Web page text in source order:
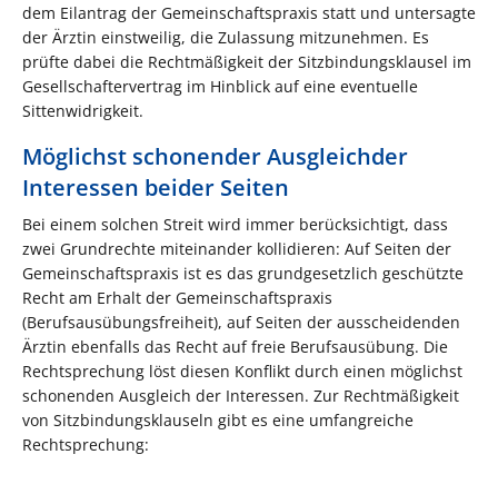
dem Eilantrag der Gemeinschaftspraxis statt und untersagte
der Ärztin einstweilig, die Zulassung mitzunehmen. Es
prüfte dabei die Rechtmäßigkeit der Sitzbindungsklausel im
Gesellschaftervertrag im Hinblick auf eine eventuelle
Sittenwidrigkeit.
Möglichst schonender Ausgleichder
Interessen beider Seiten
Bei einem solchen Streit wird immer berücksichtigt, dass
zwei Grundrechte miteinander kollidieren: Auf Seiten der
Gemeinschaftspraxis ist es das grundgesetzlich geschützte
Recht am Erhalt der Gemeinschaftspraxis
(Berufsausübungsfreiheit), auf Seiten der ausscheidenden
Ärztin ebenfalls das Recht auf freie Berufsausübung. Die
Rechtsprechung löst diesen Konflikt durch einen möglichst
schonenden Ausgleich der Interessen. Zur Rechtmäßigkeit
von Sitzbindungsklauseln gibt es eine umfangreiche
Rechtsprechung: